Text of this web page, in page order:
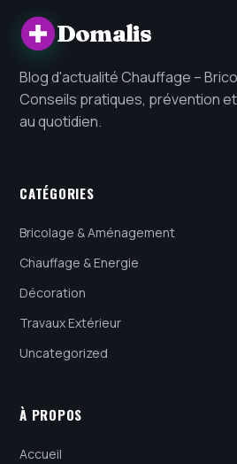
Domalis
Blog d'actualité Chauffage –
Conseils pratiques, prévention
au quotidien.
CATÉGORIES
Bricolage & Aménagement
Chauffage & Energie
Décoration
Travaux Extérieur
Uncategorized
À PROPOS
Accueil